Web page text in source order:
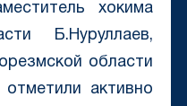
хокима
Б.Нуруллаев,
области
активно